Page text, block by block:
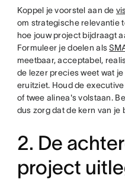
Koppel je voorstel aan de
om strategische relevantie
hoe jouw project bijdraagt
Formuleer je doelen als
meetbaar, acceptabel,
de lezer precies weet wat
eruitziet. Houd de
of twee alinea's volstaan.
dus zorg dat de kern van
2. De
project